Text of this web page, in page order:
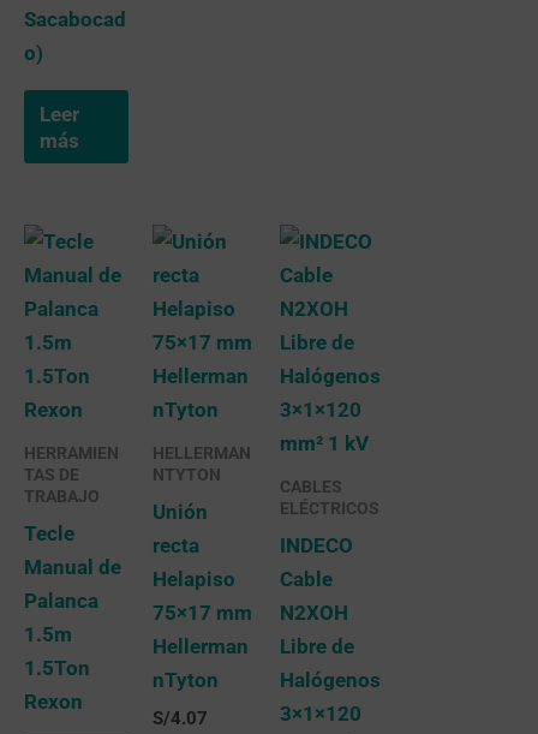
Sacabocad
o)
Leer
más
HERRAMIEN
TAS DE
TRABAJO
Tecle
Manual de
Palanca
1.5m
1.5Ton
Rexon
HELLERMAN
NTYTON
Unión
recta
Helapiso
75×17 mm
Hellerman
nTyton
S/4.07
CABLES
ELÉCTRICOS
INDECO
Cable
N2XOH
Libre de
Halógenos
3×1×120